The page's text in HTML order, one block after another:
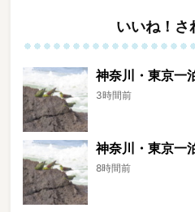
いいね！さ
神奈川・東京一
3時間前
神奈川・東京一
8時間前